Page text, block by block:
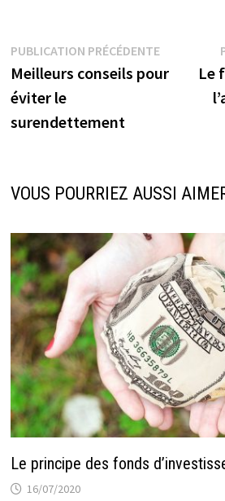
Navigation
de
l’article
PUBLICATION PRÉCÉDENTE
Meilleurs conseils pour
éviter le
surendettement
Le
VOUS POURRIEZ AUSSI
Le principe des fonds
16/07/2020